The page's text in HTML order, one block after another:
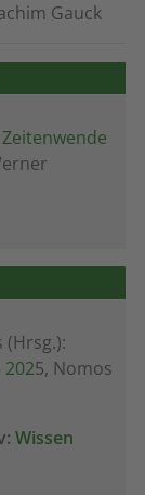
Gauck
5, Nomos
Wissen